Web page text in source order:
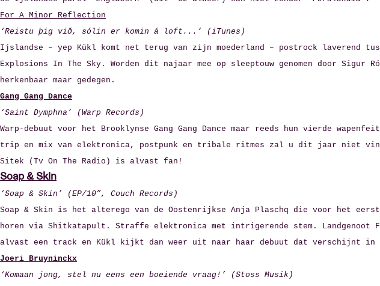
Bezoekersinfo
AB ❤ you
For A Minor Reflection
‘Reistu þig við, sólin er komin á loft...’ (iTunes)
Ijslandse – yep Kükl komt net terug van zijn moederland – postrock laverend
Explosions In The Sky. Worden dit najaar mee op sleeptouw genomen door Sigur
herkenbaar maar gedegen.
Gang Gang Dance
‘Saint Dymphna’ (Warp Records)
Warp-debuut voor het Brooklynse Gang Gang Dance maar reeds hun vierde
trip en mix van elektronica, postpunk en tribale ritmes zal u dit jaar niet
Sitek (Tv On The Radio) is alvast fan!
Soap & Skin
‘Soap & Skin’ (EP/10”, Couch Records)
Soap & Skin is het alterego van de Oostenrijkse Anja Plaschq die voor het
horen via Shitkatapult. Straffe elektronica met intrigerende stem. Landgenoot
alvast een track en Kükl kijkt dan weer uit naar haar debuut dat verschijnt in
Joeri Bruyninckx
‘Komaan jong, stel nu eens een boeiende vraag!’ (Stoss Musik)